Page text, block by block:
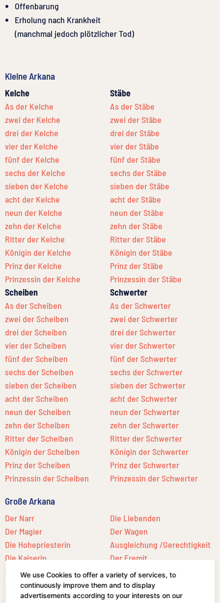
Offenbarung
Erholung nach Krankheit
(manchmal jedoch plötzlicher Tod)
Kleine Arkana
Kelche
As der Kelche
zwei der Kelche
drei der Kelche
vier der Kelche
fünf der Kelche
sechs der Kelche
sieben der Kelche
acht der Kelche
neun der Kelche
zehn der Kelche
Ritter der Kelche
Königin der Kelche
Prinz der Kelche
Prinzessin der Kelche
Stäbe
As der Stäbe
zwei der Stäbe
drei der Stäbe
vier der Stäbe
fünf der Stäbe
sechs der Stäbe
sieben der Stäbe
acht der Stäbe
neun der Stäbe
zehn der Stäbe
Ritter der Stäbe
Königin der Stäbe
Prinz der Stäbe
Prinzessin der Stäbe
Scheiben
As der Scheiben
zwei der Scheiben
drei der Scheiben
vier der Scheiben
fünf der Scheiben
sechs der Scheiben
sieben der Scheiben
acht der Scheiben
neun der Scheiben
zehn der Scheiben
Ritter der Scheiben
Königin der Scheiben
Prinz der Scheiben
Prinzessin der Scheiben
Schwerter
As der Schwerter
zwei der Schwerter
drei der Schwerter
vier der Schwerter
fünf der Schwerter
sechs der Schwerter
sieben der Schwerter
acht der Schwerter
neun der Schwerter
zehn der Schwerter
Ritter der Schwerter
Königin der Schwerter
Prinz der Schwerter
Prinzessin der Schwerter
Große Arkana
Der Narr
Der Magier
Die Hohepriesterin
Die Kaiserin
Der Kaiser
Der Hierophant
Die Liebenden
Der Wagen
Ausgleichung /Gerechtigkeit
Der Eremit
Glück
Lust (früher Stärke) Der Stern
We use Cookies to offer a variety of services, to
continuously improve them and to display
advertisements according to your interests on our